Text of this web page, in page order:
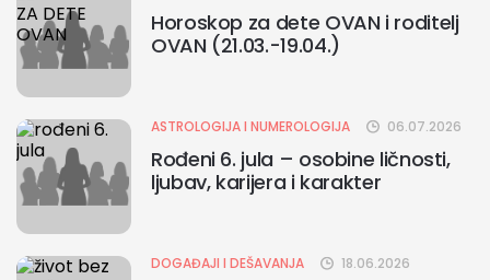
Horoskop za dete OVAN i roditelj
OVAN (21.03.-19.04.)
ASTROLOGIJA I NUMEROLOGIJA 06.07.2026
Rođeni 6. jula – osobine ličnosti,
ljubav, karijera i karakter
DOGAĐAJI I DEŠAVANJA 18.06.2026